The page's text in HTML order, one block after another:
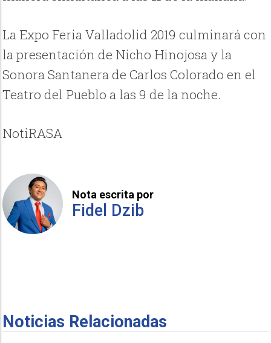
La Expo Feria Valladolid 2019 culminará con
la presentación de Nicho Hinojosa y la
Sonora Santanera de Carlos Colorado en el
Teatro del Pueblo a las 9 de la noche.
NotiRASA
Nota escrita por
Fidel Dzib
Noticias Relacionadas